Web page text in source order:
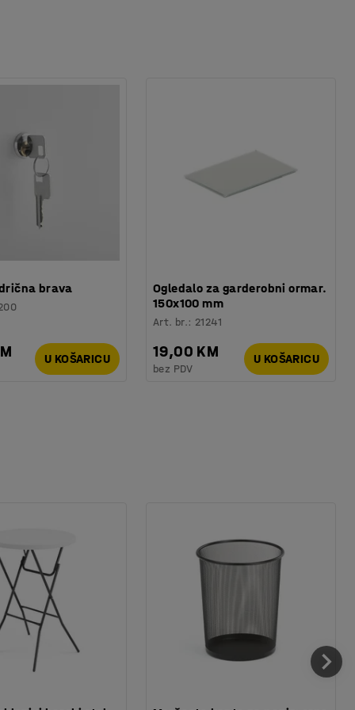
brava
U KOŠARICU
Ogledalo za garderobni ormar.
150x100 mm
Art. br.: 21241
19,00 KM
bez PDV
U KOŠARICU